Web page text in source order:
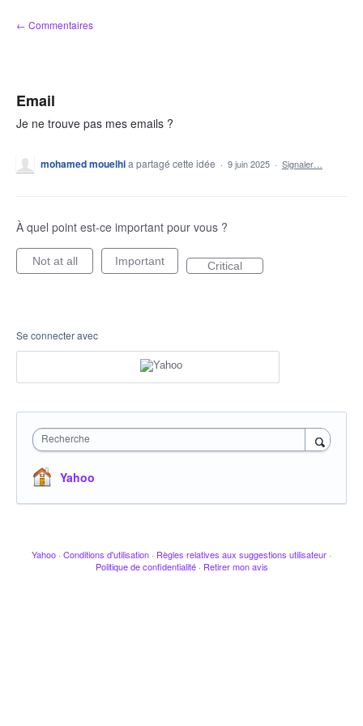
Aller
au
← Commentaires
Email
Je ne trouve pas mes emails ?
mohamed mouelhia partagé cette idée · 9 juin 2025 · Signaler…
À quel point est-ce important pour vous ?
Not at all Important Critical
Se connecter avec
Recherche
Yahoo
Yahoo · Conditions d'utilisation · Règles relatives aux suggestions utilisateur ·
Politique de confidentialité · Retirer mon avis